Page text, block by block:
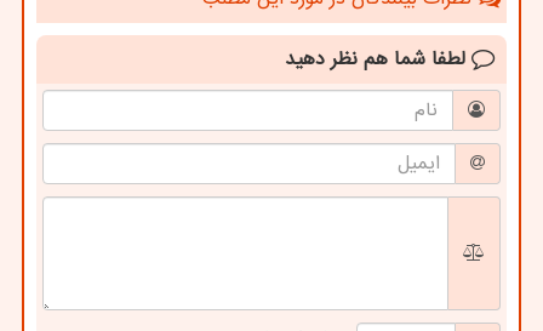
لطفا شما هم نظر دهید